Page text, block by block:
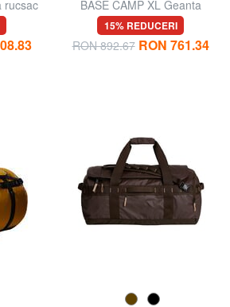
rucsac
BASE CAMP XL Geanta
rucsac
15% REDUCERI
RON 892.67 RON 761.34